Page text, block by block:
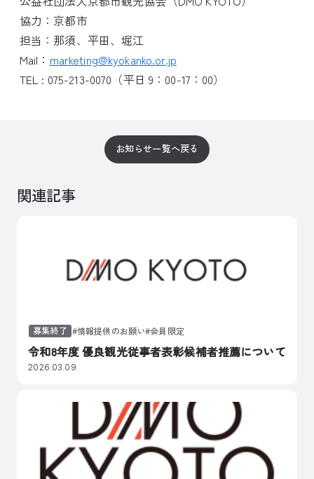
協力：京都市
担当：那須、平田、堀江
Mail： marketing@kyokanko.or.jp
TEL : 075-213-0070（平日 9：00-17：00）
お知らせ一覧へ戻る
関連記事
募集終了 情報提供のお願い 会員限定
令和8年度 優良観光従事者表彰候補者推薦について
2026.03.09